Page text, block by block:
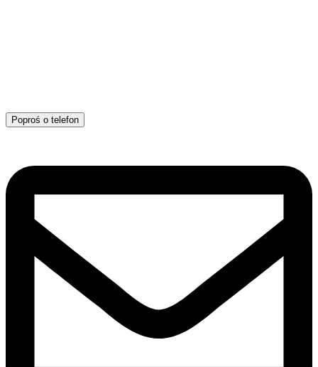
Poproś o telefon